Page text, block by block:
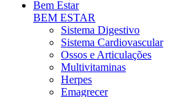
Bem Estar
BEM ESTAR
Sistema Digestivo
Sistema Cardiovascular
Ossos e Articulações
Multivitaminas
Herpes
Emagrecer